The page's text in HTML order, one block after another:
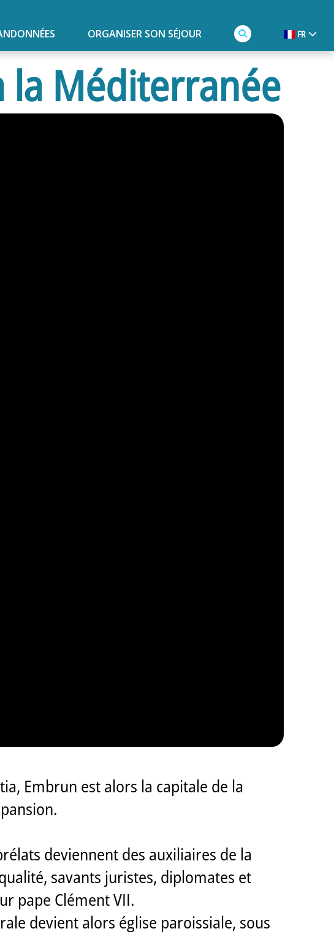
ORGANISER SON SÉJOUR FR
la Méditerranée
Embrun est alors la capitale de la
deviennent des auxiliaires de la
savants juristes, diplomates et
pape Clément VII.
devient alors église paroissiale, sous